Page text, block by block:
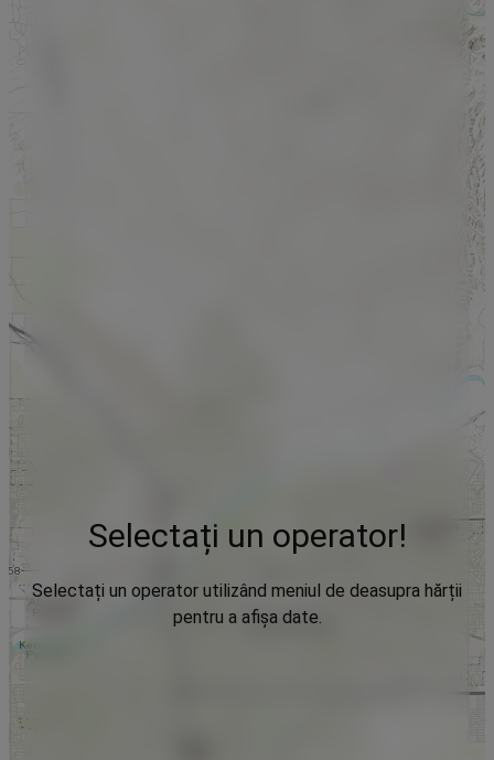
Selectați un operator!
Selectați un operator utilizând meniul de deasupra hărții
pentru a afișa date.